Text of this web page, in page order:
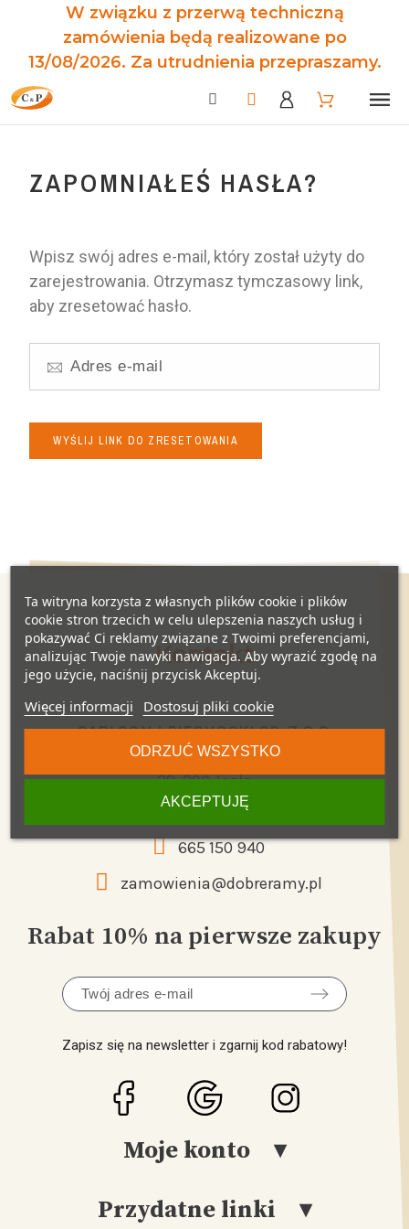
W związku z przerwą techniczną
zamówienia będą realizowane po
13/08/2026. Za utrudnienia przepraszamy.
ZAPOMNIAŁEŚ HASŁA?
Wpisz swój adres e-mail, który został użyty do
zarejestrowania. Otrzymasz tymczasowy link,
aby zresetować hasło.
WYŚLIJ LINK DO ZRESETOWANIA
Moje konto
Logowanie
Przydatne linki
Kontakt
CARLSON I PIECHOCKI SP. Z O.O.
ul. Kadyiego 12
38-200 Jasło
665 150 940
zamowienia@dobreramy.pl
Rabat 10% na pierwsze zakupy
Zapisz się na newsletter i zgarnij kod rabatowy!
Ta witryna korzysta z własnych plików cookie i plików
cookie stron trzecich w celu ulepszenia naszych usług i
pokazywać Ci reklamy związane z Twoimi preferencjami,
analizując Twoje nawyki nawigacja. Aby wyrazić zgodę na
jego użycie, naciśnij przycisk Akceptuj.
Więcej informacji Dostosuj pliki cookie
ODRZUĆ WSZYSTKO
AKCEPTUJĘ